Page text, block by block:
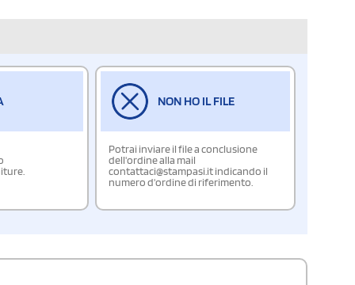
NON HO IL FILE
Potrai inviare il file a conclusione
dell'ordine alla mail
contattaci@stampasi.it indicando il
numero d'ordine di riferimento.